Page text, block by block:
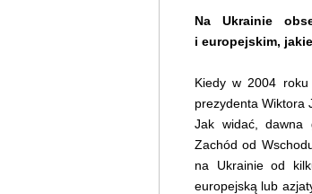
Na Ukrainie
i europejskim,
Kiedy w 2004 roku
prezydenta Wiktora
Jak widać, dawna
Zachód od
na Ukrainie od
europejską lub